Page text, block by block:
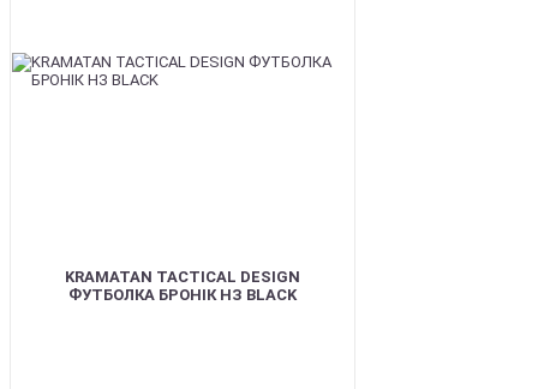
KRAMATAN TACTICAL DESIGN
ФУТБОЛКА БРОНІК НЗ BLACK